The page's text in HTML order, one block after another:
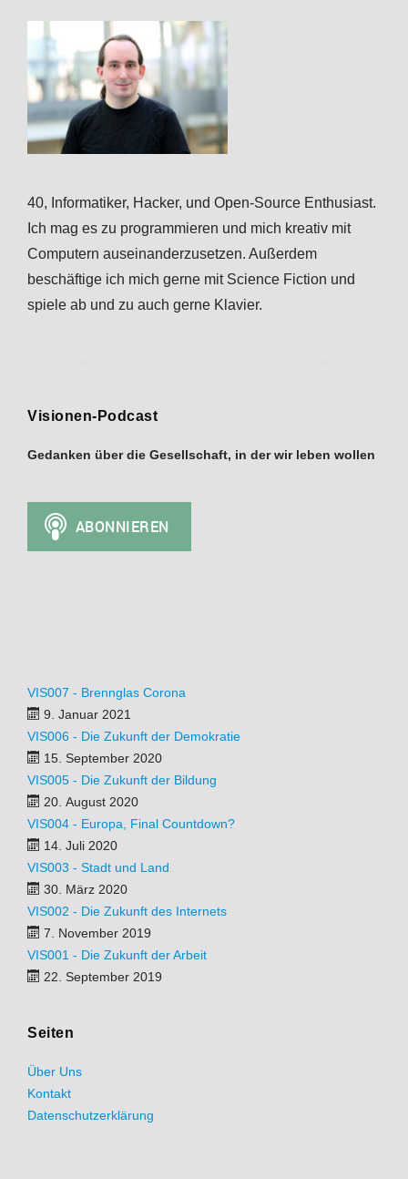
40, Informatiker, Hacker, und Open-Source Enthusiast.
Ich mag es zu programmieren und mich kreativ mit
Computern auseinanderzusetzen. Außerdem
beschäftige ich mich gerne mit Science Fiction und
spiele ab und zu auch gerne Klavier.
Visionen-Podcast
Gedanken über die Gesellschaft, in der wir leben wollen
VIS007 - Brennglas Corona
9. Januar 2021
VIS006 - Die Zukunft der Demokratie
15. September 2020
VIS005 - Die Zukunft der Bildung
20. August 2020
VIS004 - Europa, Final Countdown?
14. Juli 2020
VIS003 - Stadt und Land
30. März 2020
VIS002 - Die Zukunft des Internets
7. November 2019
VIS001 - Die Zukunft der Arbeit
22. September 2019
Seiten
Über Uns
Kontakt
Datenschutzerklärung